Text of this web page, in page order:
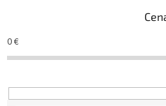
e
p
r
d
0€